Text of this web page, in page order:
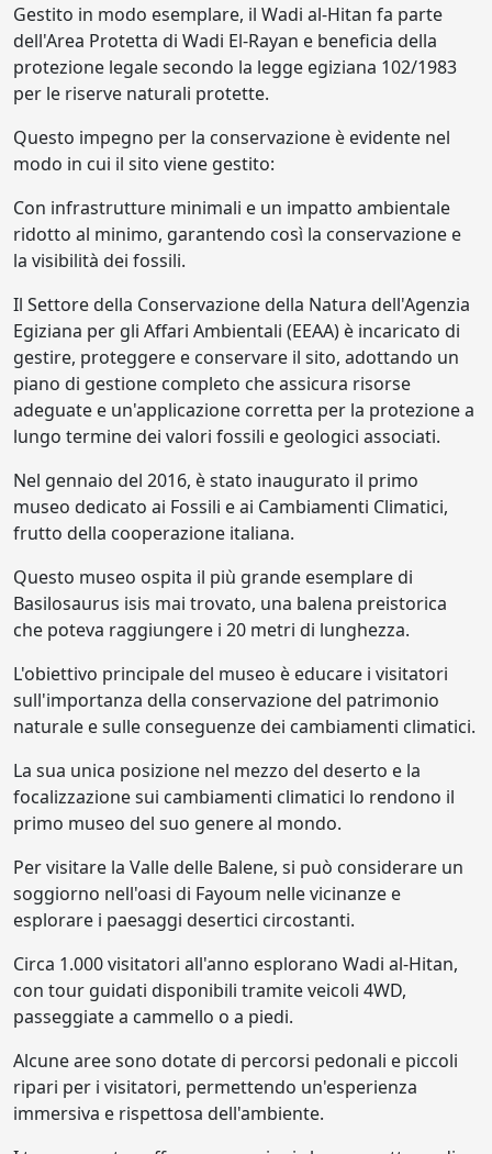
Gestito in modo esemplare, il Wadi al-Hitan fa parte
dell'Area Protetta di Wadi El-Rayan e beneficia della
protezione legale secondo la legge egiziana 102/1983
per le riserve naturali protette.
Questo impegno per la conservazione è evidente nel
modo in cui il sito viene gestito:
Con infrastrutture minimali e un impatto ambientale
ridotto al minimo, garantendo così la conservazione e
la visibilità dei fossili.
Il Settore della Conservazione della Natura dell'Agenzia
Egiziana per gli Affari Ambientali (EEAA) è incaricato di
gestire, proteggere e conservare il sito, adottando un
piano di gestione completo che assicura risorse
adeguate e un'applicazione corretta per la protezione a
lungo termine dei valori fossili e geologici associati.
Nel gennaio del 2016, è stato inaugurato il primo
museo dedicato ai Fossili e ai Cambiamenti Climatici,
frutto della cooperazione italiana.
Questo museo ospita il più grande esemplare di
Basilosaurus isis mai trovato, una balena preistorica
che poteva raggiungere i 20 metri di lunghezza.
L'obiettivo principale del museo è educare i visitatori
sull'importanza della conservazione del patrimonio
naturale e sulle conseguenze dei cambiamenti climatici.
La sua unica posizione nel mezzo del deserto e la
focalizzazione sui cambiamenti climatici lo rendono il
primo museo del suo genere al mondo.
Per visitare la Valle delle Balene, si può considerare un
soggiorno nell'oasi di Fayoum nelle vicinanze e
esplorare i paesaggi desertici circostanti.
Circa 1.000 visitatori all'anno esplorano Wadi al-Hitan,
con tour guidati disponibili tramite veicoli 4WD,
passeggiate a cammello o a piedi.
Alcune aree sono dotate di percorsi pedonali e piccoli
ripari per i visitatori, permettendo un'esperienza
immersiva e rispettosa dell'ambiente.